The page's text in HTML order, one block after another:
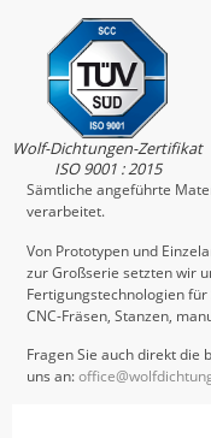
Wolf-Dichtungen-Zertifikat
ISO 9001 : 2015
Sämtliche angeführte
verarbeitet.
Von Prototypen und
zur Großserie setzten wir
Fertigungstechnologien für
CNC-Fräsen, Stanzen,
Fragen Sie auch direkt die
uns an: